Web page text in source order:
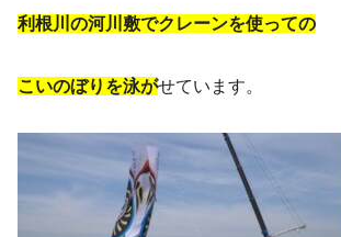
利根川の河川敷でクレーンを使っての
こいのぼりを泳がせています。